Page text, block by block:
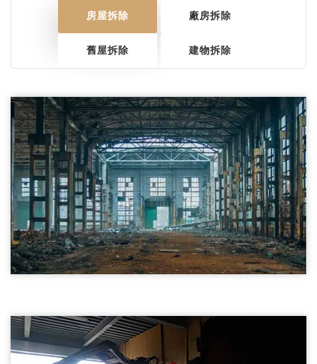
房屋拆除 廠房拆除
舊屋拆除 建物拆除
台北房屋拆除-廠房拆除
房屋拆除